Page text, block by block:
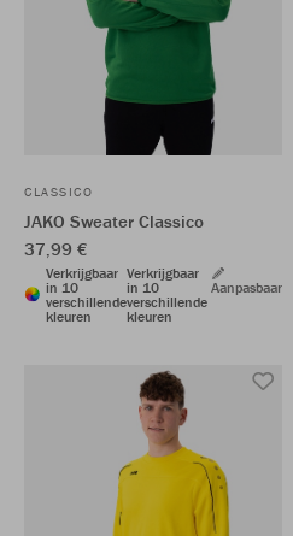
CLASSICO
JAKO Sweater Classico
37,99 €
Verkrijgbaar
in 10
verschillende
kleuren
Verkrijgbaar
in 10
verschillende
kleuren
Aanpasbaar